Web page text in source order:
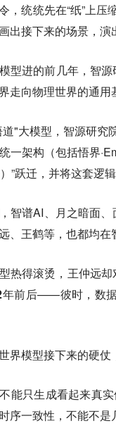
，统统先在“纸”上压
出接下来的场景， 演
型进的前几年，智
走向物理世界的通
"大模型，智源研究
一架构（包括悟界
”跃迁，并将这套逻
智谱AI、月之暗面
、王鹤等，也都均在
热得滚烫，王仲远
前后——彼时，数据
界模型接下来的硬仗
能只生成看起来真
序一致性，不能不是